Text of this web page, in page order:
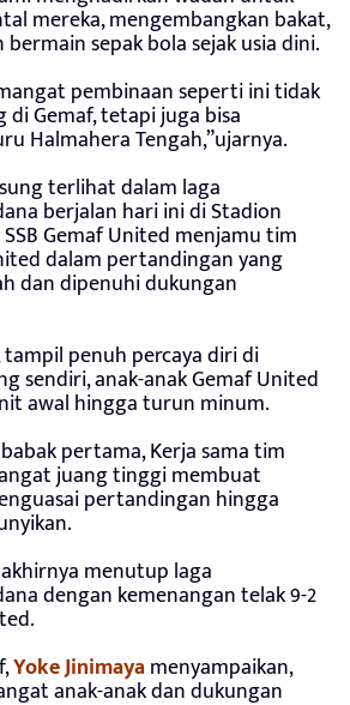
mereka, mengembangkan bakat,
sepak bola sejak usia dini.
pembinaan seperti ini tidak
di Gemaf, tetapi juga bisa
Halmahera Tengah,”ujarnya.
terlihat dalam laga
berjalan hari ini di Stadion
SSB Gemaf United menjamu tim
dalam pertandingan yang
dan dipenuhi dukungan
tampil penuh percaya diri di
sendiri, anak-anak Gemaf United
awal hingga turun minum.
pertama, Kerja sama tim
juang tinggi membuat
pertandingan hingga
menutup laga
dengan kemenangan telak 9-2
Yoke Jinimayamenyampaikan,
anak-anak dan dukungan